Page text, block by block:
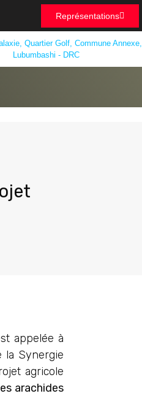
Représentations
Quartier Golf, Commune Annexe,
Lubumbashi - DRC
appelée à
la Synergie
agricole
arachides